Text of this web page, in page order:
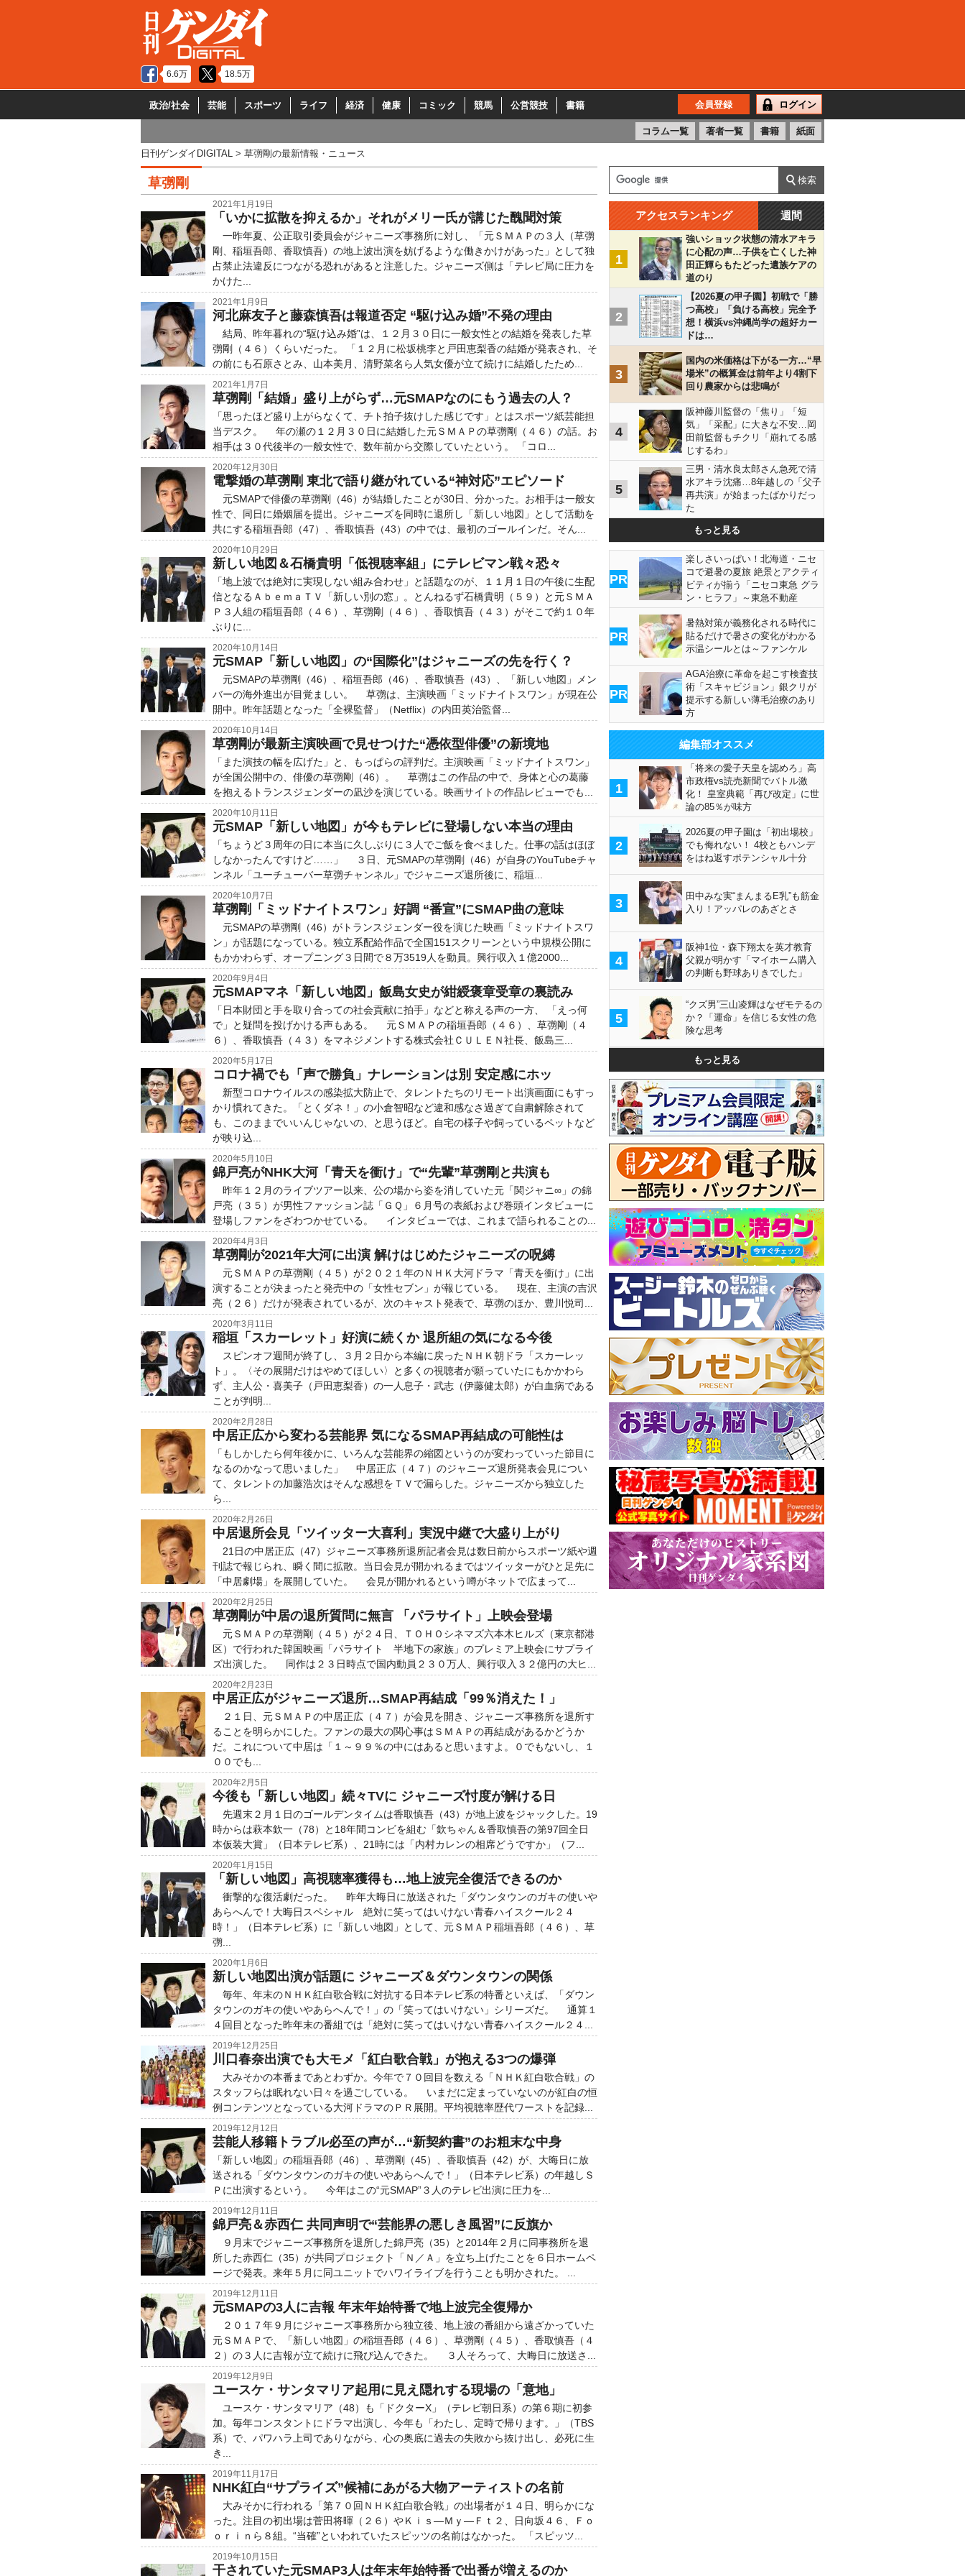
6.6万 18.5万
政治/社会 芸能 スポーツ ライフ 経済 健康 コミック 競馬 公営競技 書籍 会員登録 ログイン
コラム一覧 著者一覧 書籍 紙面
日刊ゲンダイDIGITAL 草彅剛の最新情報・ニュース
草彅剛
2021年1月19日
「いかに拡散を抑えるか」それがメリー氏が講じた醜聞対策
一昨年夏、公正取引委員会がジャニーズ事務所に対し、「元ＳＭＡＰの３人（草彅
剛、稲垣吾郎、香取慎吾）の地上波出演を妨げるような働きかけがあった」として独
占禁止法違反につながる恐れがあると注意した。ジャニーズ側は「テレビ局に圧力を
かけた...
2021年1月9日
河北麻友子と藤森慎吾は報道否定 “駆け込み婚”不発の理由
結局、昨年暮れの“駆け込み婚”は、１２月３０日に一般女性との結婚を発表した草
彅剛（４６）くらいだった。 「１２月に松坂桃李と戸田恵梨香の結婚が発表され、そ
の前にも石原さとみ、山本美月、清野菜名ら人気女優が立て続けに結婚したため...
2021年1月7日
草彅剛「結婚」盛り上がらず…元SMAPなのにもう過去の人？
「思ったほど盛り上がらなくて、チト拍子抜けした感じです」とはスポーツ紙芸能担
当デスク。 年の瀬の１２月３０日に結婚した元ＳＭＡＰの草彅剛（４６）の話。お
相手は３０代後半の一般女性で、数年前から交際していたという。 「コロ...
2020年12月30日
電撃婚の草彅剛 東北で語り継がれている“神対応”エピソード
元SMAPで俳優の草彅剛（46）が結婚したことが30日、分かった。お相手は一般女
性で、同日に婚姻届を提出。ジャニーズを同時に退所し「新しい地図」として活動を
共にする稲垣吾郎（47）、香取慎吾（43）の中では、最初のゴールインだ。そん...
2020年10月29日
新しい地図＆石橋貴明「低視聴率組」にテレビマン戦々恐々
「地上波では絶対に実現しない組み合わせ」と話題なのが、１１月１日の午後に生配
信となるＡｂｅｍａＴＶ「新しい別の窓」。とんねるず石橋貴明（５９）と元ＳＭＡ
Ｐ３人組の稲垣吾郎（４６）、草彅剛（４６）、香取慎吾（４３）がそこで約１０年
ぶりに...
2020年10月14日
元SMAP「新しい地図」の“国際化”はジャニーズの先を行く？
元SMAPの草彅剛（46）、稲垣吾郎（46）、香取慎吾（43）、「新しい地図」メン
バーの海外進出が目覚ましい。 草彅は、主演映画「ミッドナイトスワン」が現在公
開中。昨年話題となった「全裸監督」（Netflix）の内田英治監督...
2020年10月14日
草彅剛が最新主演映画で見せつけた“憑依型俳優”の新境地
「また演技の幅を広げた」と、もっぱらの評判だ。主演映画「ミッドナイトスワン」
が全国公開中の、俳優の草彅剛（46）。 草彅はこの作品の中で、身体と心の葛藤
を抱えるトランスジェンダーの凪沙を演じている。映画サイトの作品レビューでも...
2020年10月11日
元SMAP「新しい地図」が今もテレビに登場しない本当の理由
「ちょうど３周年の日に本当に久しぶりに３人でご飯を食べました。仕事の話はほぼ
しなかったんですけど……」 ３日、元SMAPの草彅剛（46）が自身のYouTubeチャ
ンネル「ユーチューバー草彅チャンネル」でジャニーズ退所後に、稲垣...
2020年10月7日
草彅剛「ミッドナイトスワン」好調 “番宣”にSMAP曲の意味
元SMAPの草彅剛（46）がトランスジェンダー役を演じた映画「ミッドナイトスワ
ン」が話題になっている。独立系配給作品で全国151スクリーンという中規模公開に
もかかわらず、オープニング３日間で８万3519人を動員。興行収入１億2000...
2020年9月4日
元SMAPマネ「新しい地図」飯島女史が紺綬褒章受章の裏読み
「日本財団と手を取り合っての社会貢献に拍手」などと称える声の一方、 「えっ何
で」と疑問を投げかける声もある。 元ＳＭＡＰの稲垣吾郎（４６）、草彅剛（４
６）、香取慎吾（４３）をマネジメントする株式会社ＣＵＬＥＮ社長、飯島三...
2020年5月17日
コロナ禍でも「声で勝負」ナレーションは別 安定感にホッ
新型コロナウイルスの感染拡大防止で、タレントたちのリモート出演画面にもすっ
かり慣れてきた。「とくダネ！」の小倉智昭など違和感なさ過ぎて自粛解除されて
も、このままでいいんじゃないの、と思うほど。自宅の様子や飼っているペットなど
が映り込...
2020年5月10日
錦戸亮がNHK大河「青天を衝け」で“先輩”草彅剛と共演も
昨年１２月のライブツアー以来、公の場から姿を消していた元「関ジャニ∞」の錦
戸亮（３５）が男性ファッション誌「ＧＱ」６月号の表紙および巻頭インタビューに
登場しファンをざわつかせている。 インタビューでは、これまで語られることの...
2020年4月3日
草彅剛が2021年大河に出演 解けはじめたジャニーズの呪縛
元ＳＭＡＰの草彅剛（４５）が２０２１年のＮＨＫ大河ドラマ「青天を衝け」に出
演することが決まったと発売中の「女性セブン」が報じている。 現在、主演の吉沢
亮（２６）だけが発表されているが、次のキャスト発表で、草彅のほか、豊川悦司...
2020年3月11日
稲垣「スカーレット」好演に続くか 退所組の気になる今後
スピンオフ週間が終了し、３月２日から本編に戻ったＮＨＫ朝ドラ「スカーレッ
ト」。〈その展開だけはやめてほしい〉と多くの視聴者が願っていたにもかかわら
ず、主人公・喜美子（戸田恵梨香）の一人息子・武志（伊藤健太郎）が白血病である
ことが判明...
2020年2月28日
中居正広から変わる芸能界 気になるSMAP再結成の可能性は
「もしかしたら何年後かに、いろんな芸能界の縮図というのが変わっていった節目に
なるのかなって思いました」 中居正広（４７）のジャニーズ退所発表会見につい
て、タレントの加藤浩次はそんな感想をＴＶで漏らした。ジャニーズから独立した
ら...
2020年2月26日
中居退所会見「ツイッター大喜利」実況中継で大盛り上がり
21日の中居正広（47）ジャニーズ事務所退所記者会見は数日前からスポーツ紙や週
刊誌で報じられ、瞬く間に拡散。当日会見が開かれるまではツイッターがひと足先に
「中居劇場」を展開していた。 会見が開かれるという噂がネットで広まって...
2020年2月25日
草彅剛が中居の退所質問に無言 「パラサイト」上映会登場
元ＳＭＡＰの草彅剛（４５）が２４日、ＴＯＨＯシネマズ六本木ヒルズ（東京都港
区）で行われた韓国映画「パラサイト 半地下の家族」のプレミア上映会にサプライ
ズ出演した。 同作は２３日時点で国内動員２３０万人、興行収入３２億円の大ヒ...
2020年2月23日
中居正広がジャニーズ退所…SMAP再結成「99％消えた！」
２１日、元ＳＭＡＰの中居正広（４７）が会見を開き、ジャニーズ事務所を退所す
ることを明らかにした。ファンの最大の関心事はＳＭＡＰの再結成があるかどうか
だ。これについて中居は「１～９９％の中にはあると思いますよ。０でもないし、１
００でも...
2020年2月5日
今後も「新しい地図」続々TVに ジャニーズ忖度が解ける日
先週末２月１日のゴールデンタイムは香取慎吾（43）が地上波をジャックした。19
時からは萩本欽一（78）と18年間コンビを組む「欽ちゃん＆香取慎吾の第97回全日
本仮装大賞」（日本テレビ系）、21時には「内村カレンの相席どうですか」（フ...
2020年1月15日
「新しい地図」高視聴率獲得も…地上波完全復活できるのか
衝撃的な復活劇だった。 昨年大晦日に放送された「ダウンタウンのガキの使いや
あらへんで！大晦日スペシャル 絶対に笑ってはいけない青春ハイスクール２４
時！」（日本テレビ系）に「新しい地図」として、元ＳＭＡＰ稲垣吾郎（４６）、草
彅...
2020年1月6日
新しい地図出演が話題に ジャニーズ＆ダウンタウンの関係
毎年、年末のＮＨＫ紅白歌合戦に対抗する日本テレビ系の特番といえば、「ダウン
タウンのガキの使いやあらへんで！」の「笑ってはいけない」シリーズだ。 通算１
４回目となった昨年末の番組では「絶対に笑ってはいけない青春ハイスクール２４...
2019年12月25日
川口春奈出演でも大モメ「紅白歌合戦」が抱える3つの爆弾
大みそかの本番まであとわずか。今年で７０回目を数える「ＮＨＫ紅白歌合戦」の
スタッフらは眠れない日々を過ごしている。 いまだに定まっていないのが紅白の恒
例コンテンツとなっている大河ドラマのＰＲ展開。平均視聴率歴代ワーストを記録...
2019年12月12日
芸能人移籍トラブル必至の声が…“新契約書”のお粗末な中身
「新しい地図」の稲垣吾郎（46）、草彅剛（45）、香取慎吾（42）が、大晦日に放
送される「ダウンタウンのガキの使いやあらへんで！」（日本テレビ系）の年越しＳ
Ｐに出演するという。 今年はこの“元SMAP”３人のテレビ出演に圧力を...
2019年12月11日
錦戸亮＆赤西仁 共同声明で“芸能界の悪しき風習”に反旗か
９月末でジャニーズ事務所を退所した錦戸亮（35）と2014年２月に同事務所を退
所した赤西仁（35）が共同プロジェクト「Ｎ／Ａ」を立ち上げたことを６日ホームペ
ージで発表。来年５月に同ユニットでハワイライブを行うことも明かされた。 ...
2019年12月11日
元SMAPの3人に吉報 年末年始特番で地上波完全復帰か
２０１７年９月にジャニーズ事務所から独立後、地上波の番組から遠ざかっていた
元ＳＭＡＰで、「新しい地図」の稲垣吾郎（４６）、草彅剛（４５）、香取慎吾（４
２）の３人に吉報が立て続けに飛び込んできた。 ３人そろって、大晦日に放送さ...
2019年12月9日
ユースケ・サンタマリア起用に見え隠れする現場の「意地」
ユースケ・サンタマリア（48）も「ドクターX」（テレビ朝日系）の第６期に初参
加。毎年コンスタントにドラマ出演し、今年も「わたし、定時で帰ります。」（TBS
系）で、パワハラ上司でありながら、心の奥底に過去の失敗から抜け出し、必死に生
き...
2019年11月17日
NHK紅白“サプライズ”候補にあがる大物アーティストの名前
大みそかに行われる「第７０回ＮＨＫ紅白歌合戦」の出場者が１４日、明らかにな
った。注目の初出場は菅田将暉（２６）やＫｉｓ―Ｍｙ―Ｆｔ２、日向坂４６、Ｆｏ
ｏｒｉｎら８組。“当確”といわれていたスピッツの名前はなかった。 「スピッツ...
2019年10月15日
干されていた元SMAP3人は年末年始特番で出番が増えるのか
アクセスランキング 週間
1
強いショック状態の清水アキラ
に心配の声…子供を亡くした神
田正輝らもたどった遺族ケアの
道のり
2
【2026夏の甲子園】初戦で「勝
つ高校」「負ける高校」完全予
想！横浜vs沖縄尚学の超好カー
ドは…
3
国内の米価格は下がる一方…“早
場米”の概算金は前年より4割下
回り農家からは悲鳴が
4
阪神藤川監督の「焦り」「短
気」「采配」に大きな不安…岡
田前監督もチクリ「崩れてる感
じするわ」
5
三男・清水良太郎さん急死で清
水アキラ沈痛…8年越しの「父子
再共演」が始まったばかりだっ
た
もっと見る
PR
楽しさいっぱい！北海道・ニセ
コで避暑の夏旅 絶景とアクティ
ビティが揃う「ニセコ東急 グラ
ン・ヒラフ」～東急不動産
PR
暑熱対策が義務化される時代に
貼るだけで暑さの変化がわかる
示温シールとは～ファンケル
PR
AGA治療に革命を起こす検査技
術「スキャビジョン」銀クリが
提示する新しい薄毛治療のあり
方
編集部オススメ
1
「将来の愛子天皇を認めろ」高
市政権vs読売新聞でバトル激
化！ 皇室典範「再び改定」に世
論の85％が味方
2
2026夏の甲子園は「初出場校」
でも侮れない！ 4校ともハンデ
をはね返すポテンシャル十分
3
田中みな実“まんまるE乳”も筋金
入り！アッパレのあざとさ
4
阪神1位・森下翔太を英才教育
父親が明かす「マイホーム購入
の判断も野球ありきでした」
5
“クズ男”三山凌輝はなぜモテるの
か？「運命」を信じる女性の危
険な思考
もっと見る